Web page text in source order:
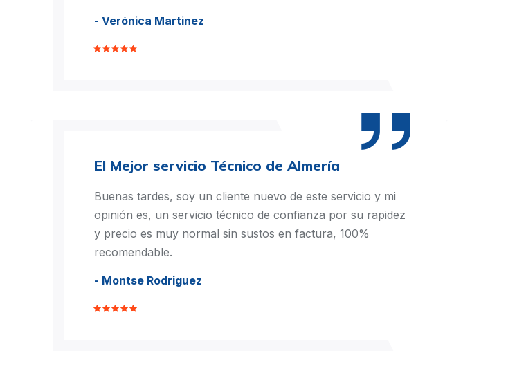
- Verónica Martinez
El Mejor servicio Técnico de Almería
Buenas tardes, soy un cliente nuevo de este servicio y mi
opinión es, un servicio técnico de confianza por su rapidez
y precio es muy normal sin sustos en factura, 100%
recomendable.
- Montse Rodriguez